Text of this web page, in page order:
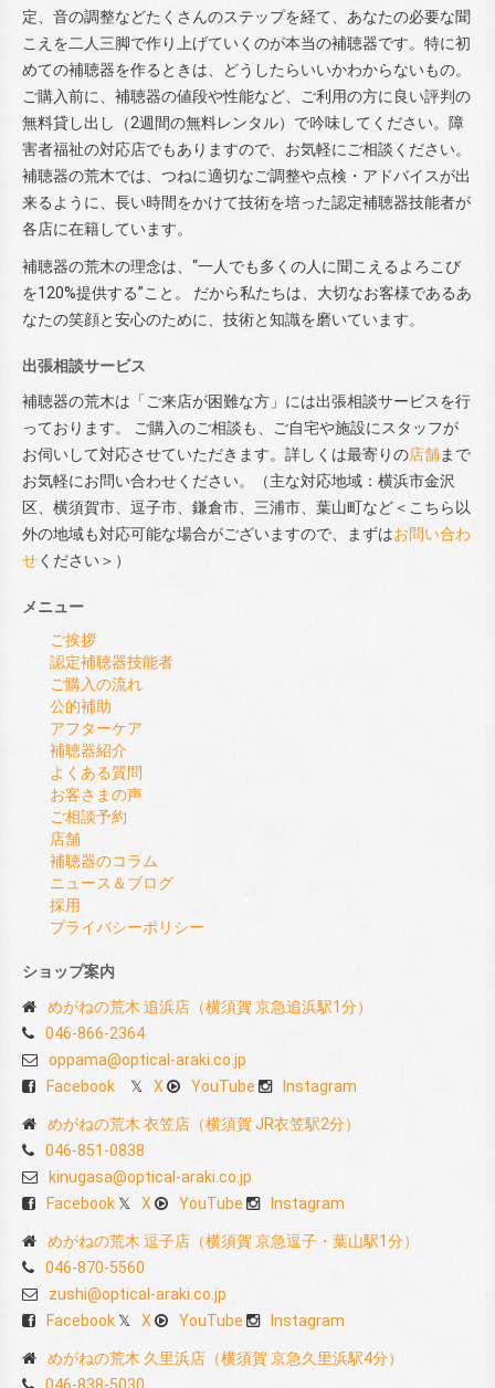
定、音の調整などたくさんのステップを経て、あなたの必要な聞
こえを二人三脚で作り上げていくのが本当の補聴器です。特に初
めての補聴器を作るときは、どうしたらいいかわからないもの。
ご購入前に、補聴器の値段や性能など、ご利用の方に良い評判の
無料貸し出し（2週間の無料レンタル）で吟味してください。障
害者福祉の対応店でもありますので、お気軽にご相談ください。
補聴器の荒木では、つねに適切なご調整や点検・アドバイスが出
来るように、長い時間をかけて技術を培った認定補聴器技能者が
各店に在籍しています。
補聴器の荒木の理念は、“一人でも多くの人に聞こえるよろこび
を120%提供する”こと。 だから私たちは、大切なお客様であるあ
なたの笑顔と安心のために、技術と知識を磨いています。
出張相談サービス
補聴器の荒木は「ご来店が困難な方」には出張相談サービスを行
っております。 ご購入のご相談も、ご自宅や施設にスタッフが
お伺いして対応させていただきます。詳しくは最寄りの店舗まで
お気軽にお問い合わせください。（主な対応地域：横浜市金沢
区、横須賀市、逗子市、鎌倉市、三浦市、葉山町など＜こちら以
外の地域も対応可能な場合がございますので、まずはお問い合わ
せください＞）
メニュー
ご挨拶
認定補聴器技能者
ご購入の流れ
公的補助
アフターケア
補聴器紹介
よくある質問
お客さまの声
ご相談予約
店舗
補聴器のコラム
ニュース＆ブログ
採用
プライバシーポリシー
ショップ案内
めがねの荒木 追浜店（横須賀 京急追浜駅1分）
046-866-2364
oppama@optical-araki.co.jp
Facebook
X YouTube Instagram
めがねの荒木 衣笠店（横須賀 JR衣笠駅2分）
046-851-0838
kinugasa@optical-araki.co.jp
Facebook
X YouTube Instagram
めがねの荒木 逗子店（横須賀 京急逗子・葉山駅1分）
046-870-5560
zushi@optical-araki.co.jp
Facebook
X YouTube Instagram
めがねの荒木 久里浜店（横須賀 京急久里浜駅4分）